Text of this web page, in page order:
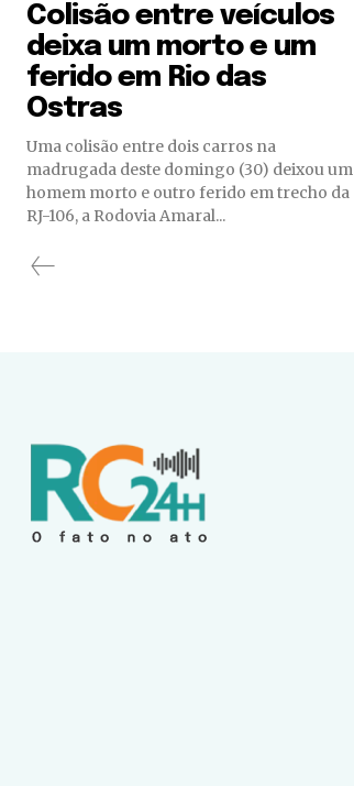
Colisão entre veículos
deixa um morto e um
ferido em Rio das
Ostras
Uma colisão entre dois carros na
madrugada deste domingo (30) deixou um
homem morto e outro ferido em trecho da
RJ-106, a Rodovia Amaral...